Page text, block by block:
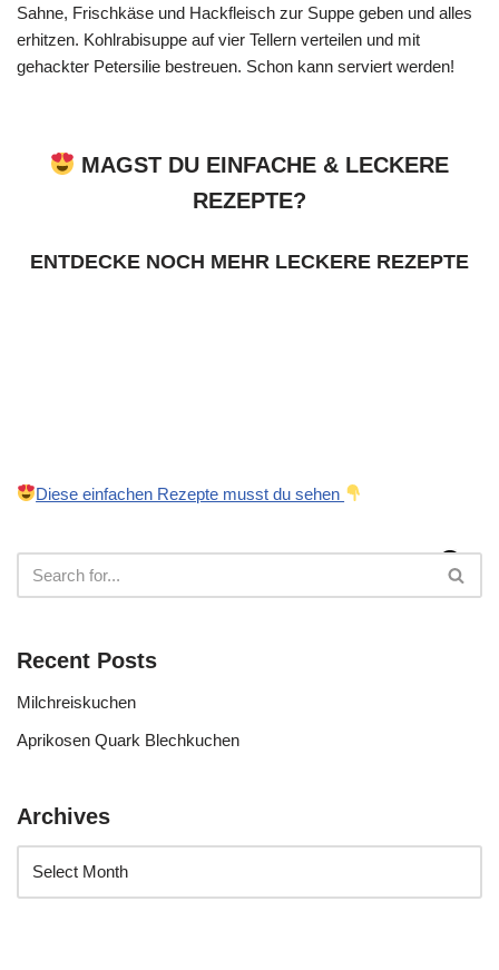
Sahne, Frischkäse und Hackfleisch zur Suppe geben und alles
erhitzen. Kohlrabisuppe auf vier Tellern verteilen und mit
gehackter Petersilie bestreuen. Schon kann serviert werden!
MAGST DU EINFACHE & LECKERE
REZEPTE?
ENTDECKE NOCH MEHR LECKERE REZEPTE
Diese einfachen Rezepte musst du sehen
Recent Posts
Milchreiskuchen
Aprikosen Quark Blechkuchen
Archives